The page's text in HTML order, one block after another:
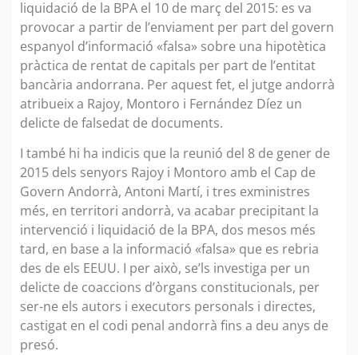
liquidació de la BPA el 10 de març del 2015: es va
provocar a partir de l’enviament per part del govern
espanyol d’informació «falsa» sobre una hipotètica
pràctica de rentat de capitals per part de l’entitat
bancària andorrana. Per aquest fet, el jutge andorrà
atribueix a Rajoy, Montoro i Fernández Díez un
delicte de falsedat de documents.
I també hi ha indicis que la reunió del 8 de gener de
2015 dels senyors Rajoy i Montoro amb el Cap de
Govern Andorrà, Antoni Martí, i tres exministres
més, en territori andorrà, va acabar precipitant la
intervenció i liquidació de la BPA, dos mesos més
tard, en base a la informació «falsa» que es rebria
des de els EEUU. I per això, se’ls investiga per un
delicte de coaccions d’òrgans constitucionals, per
ser-ne els autors i executors personals i directes,
castigat en el codi penal andorrà fins a deu anys de
presó.